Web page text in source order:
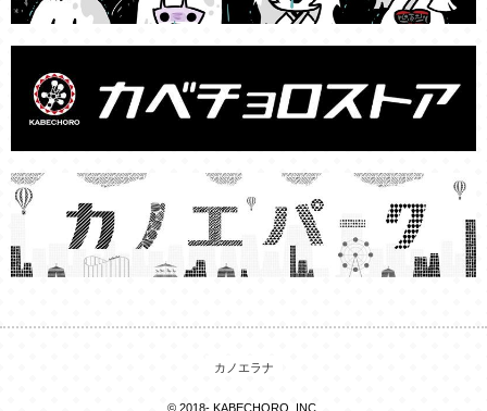
カノエラナ
© 2018- KABECHORO, INC.